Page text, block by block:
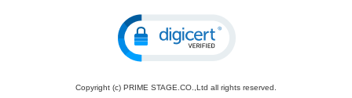
Copyright (c) PRIME STAGE.CO.,Ltd all rights reserved.